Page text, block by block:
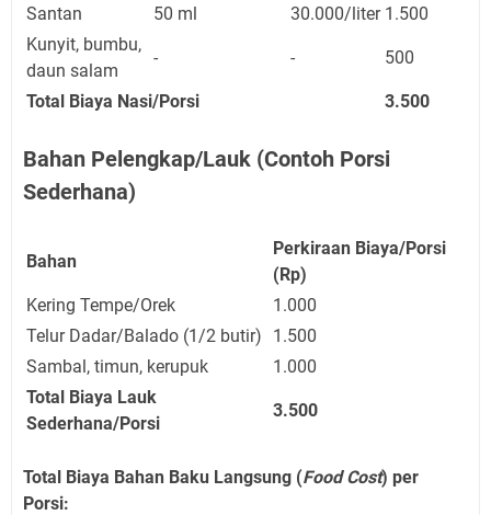
Santan 50 ml 30.000/liter 1.500
Kunyit, bumbu,
daun salam
- - 500
Total Biaya Nasi/Porsi 3.500
Bahan Pelengkap/Lauk (Contoh Porsi
Sederhana)
Bahan
Perkiraan Biaya/Porsi
(Rp)
Kering Tempe/Orek
1.000
Telur Dadar/Balado (1/2 butir)
1.500
Sambal, timun, kerupuk
1.000
Total Biaya Lauk
Sederhana/Porsi
3.500
Total Biaya Bahan Baku Langsung (Food Cost) per
Porsi: